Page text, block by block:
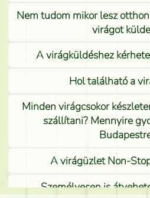
Nem tudom mikor lesz
virágot
A virágküldéshez
Hol található a
Minden virágcsokor
szállítani? Mennyire
A virágüzlet Non-
Személyesen is